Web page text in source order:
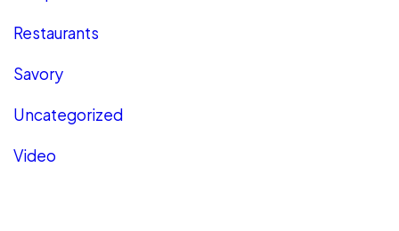
Restaurants
Savory
Uncategorized
Video